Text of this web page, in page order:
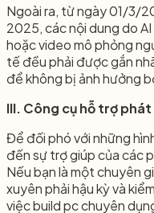
Ngoài ra, từ ngày 01/3/
2025, các nội dung do
hoặc video mô phỏng
tế đều phải được gắn
để không bị ảnh hưởng
III. Công cụ hỗ trợ
Để đối phó với những
đến sự trợ giúp của các
Nếu bạn là một chuyên
xuyên phải hậu kỳ và
việc build pc chuyên